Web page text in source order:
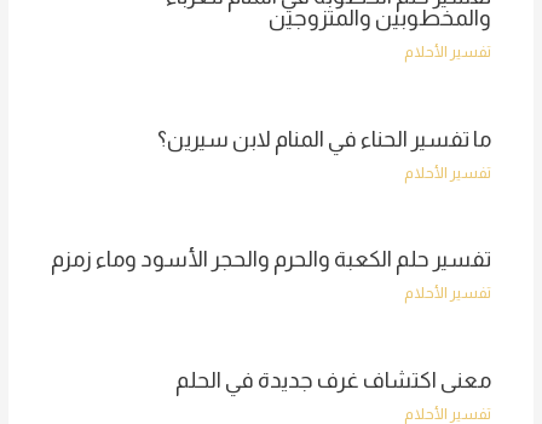
والمخطوبين والمتزوجين
تفسير الأحلام
ما تفسير الحناء في المنام لابن سيرين؟
تفسير الأحلام
تفسير حلم الكعبة والحرم والحجر الأسود وماء زمزم
تفسير الأحلام
معنى اكتشاف غرف جديدة في الحلم
تفسير الأحلام